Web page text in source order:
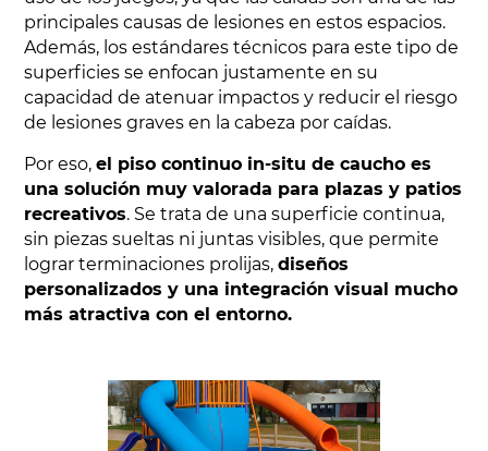
principales causas de lesiones en estos espacios.
Además, los estándares técnicos para este tipo de
superficies se enfocan justamente en su
capacidad de atenuar impactos y reducir el riesgo
de lesiones graves en la cabeza por caídas.
Por eso,el piso continuo in-situ de caucho es
una solución muy valorada para plazas y patios
recreativos. Se trata de una superficie continua,
sin piezas sueltas ni juntas visibles, que permite
lograr terminaciones prolijas,diseños
personalizados y una integración visual mucho
más atractiva con el entorno.